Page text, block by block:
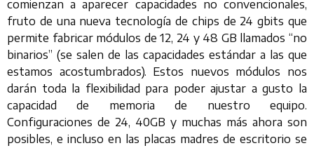
comienzan a aparecer capacidades no convencionales,
fruto de una nueva tecnología de chips de 24 gbits que
permite fabricar módulos de 12, 24 y 48 GB llamados “no
binarios” (se salen de las capacidades estándar a las que
estamos acostumbrados). Estos nuevos módulos nos
darán toda la flexibilidad para poder ajustar a gusto la
capacidad de memoria de nuestro equipo.
Configuraciones de 24, 40GB y muchas más ahora son
posibles, e incluso en las placas madres de escritorio se